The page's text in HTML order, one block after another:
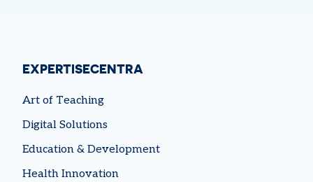
EXPERTISECENTRA
Art of Teaching
Digital Solutions
Education & Development
Health Innovation